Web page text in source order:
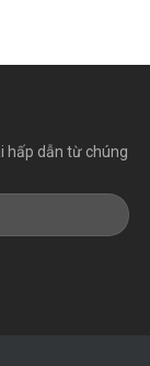
hấp dẫn từ chúng